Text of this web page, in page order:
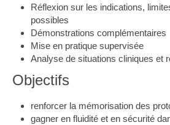
Réflexion sur les indications,
possibles
Démonstrations complémentaires
Mise en pratique supervisée
Analyse de situations cliniques et
Objectifs
renforcer la mémorisation des
gagner en fluidité et en sécurité